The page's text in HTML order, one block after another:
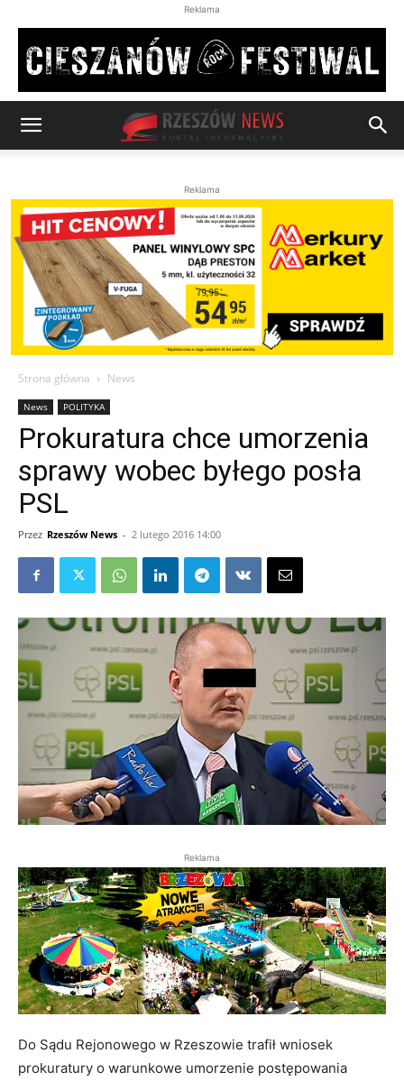
Reklama
Reklama
Strona główna News
News POLITYKA
Prokuratura chce umorzenia
sprawy wobec byłego posła
PSL
Przez Rzeszów News - 2 lutego 2016 14:00
Reklama
Do Sądu Rejonowego w Rzeszowie trafił wniosek
prokuratury o warunkowe umorzenie postępowania